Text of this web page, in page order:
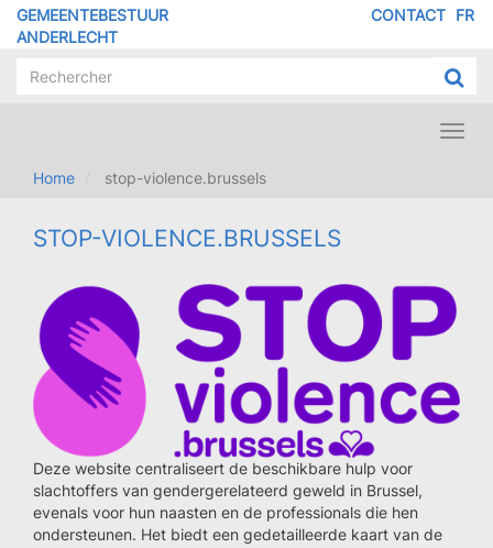
Overslaan
GEMEENTEBESTUUR
ANDERLECHT
FR
CONTACT
Home
stop-violence.brussels
STOP-VIOLENCE.BRUSSELS
Deze website centraliseert de beschikbare hulp voor
slachtoffers van gendergerelateerd geweld in Brussel,
evenals voor hun naasten en de professionals die hen
ondersteunen. Het biedt een gedetailleerde kaart van de